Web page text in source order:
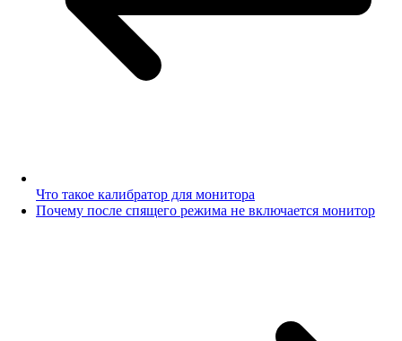
Что такое калибратор для монитора
Почему после спящего режима не включается монитор